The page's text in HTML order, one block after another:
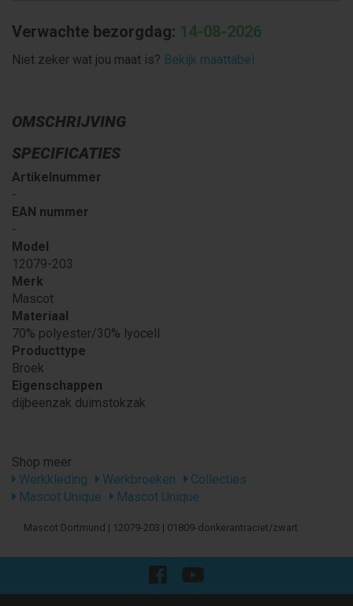
Verwachte bezorgdag: 14-08-2026
Niet zeker wat jou maat is? Bekijk maattabel
OMSCHRIJVING
SPECIFICATIES
Artikelnummer
-
EAN nummer
-
Model
12079-203
Merk
Mascot
Materiaal
70% polyester/30% lyocell
Producttype
Broek
Eigenschappen
dijbeenzak duimstokzak
Shop meer
Werkkleding
Werkbroeken
Collecties
Mascot Unique
Mascot Unique
Mascot Dortmund | 12079-203 | 01809-donkerantraciet/zwart